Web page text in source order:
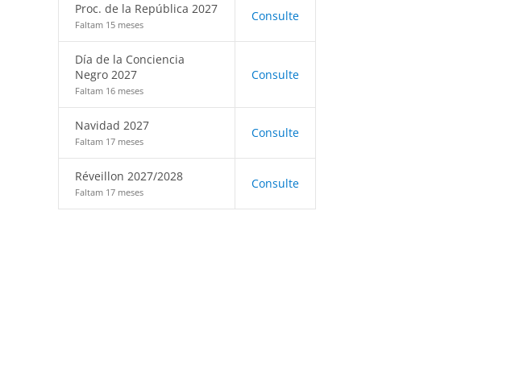
Proc. de la República 2027
Faltam 15 meses
Consulte
Día de la Conciencia
Negro 2027
Faltam 16 meses
Consulte
Navidad 2027
Faltam 17 meses
Consulte
Réveillon 2027/2028
Faltam 17 meses
Consulte